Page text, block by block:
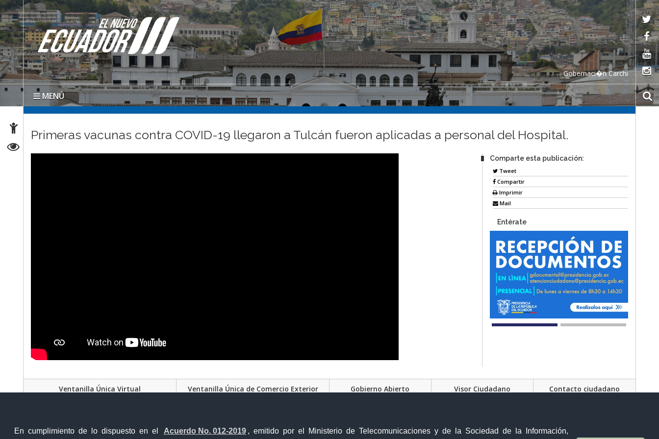
En cumplimiento de lo dispuesto en el Acuerdo No. 012-2019 , emitido por el Ministerio de Telecomunicaciones y de la Sociedad de la Información,
Gobernaci�n Carchi
MENÚ
Primeras vacunas contra COVID-19 llegaron a Tulcán fueron aplicadas a personal del Hospital.
Comparte esta publicación:
Tweet
Compartir
Imprimir
Mail
Entérate
Ventanilla Única Virtual Ventanilla Única de Comercio Exterior Gobierno Abierto Visor Ciudadano Contacto ciudadano
Teléfono: (06) 298-5920